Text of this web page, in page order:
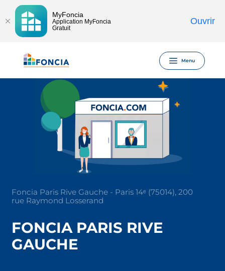
MyFoncia
Application MyFoncia
Gratuit
Ouvrir
Menu
Foncia Paris Rive Gauche - Paris 14ᵉ (75014), 200
rue Raymond Losserand
FONCIA PARIS RIVE
GAUCHE